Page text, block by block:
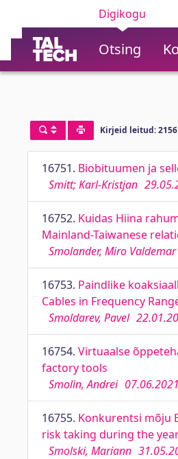
Digikogu
Otsing
Kirjeid leitud:
16751. Biobituumen ja
Smitt; Karl-Kristjan
16752. Kuidas Hiina
Mainland-Taiwanese
Smolander, Miro Valdemar
16753. Paindlike
Cables in Frequency
Smoldarev, Pavel
16754. Virtuaalse
factory tools
Smolin, Andrei 07.06.2021
16755. Konkurentsi mõju
risk taking during the
Smolski, Mariann